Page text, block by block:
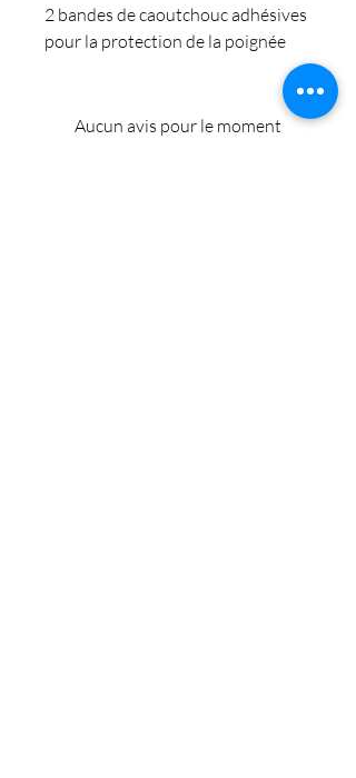
2 bandes de caoutchouc adhésives
pour la protection de la poignée
Aucun avis pour le moment